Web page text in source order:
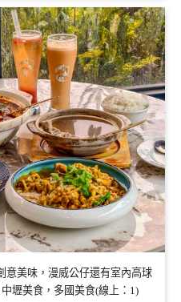
意美味，漫威公仔還有室內高球
壢美食，多國美食(線上：1)